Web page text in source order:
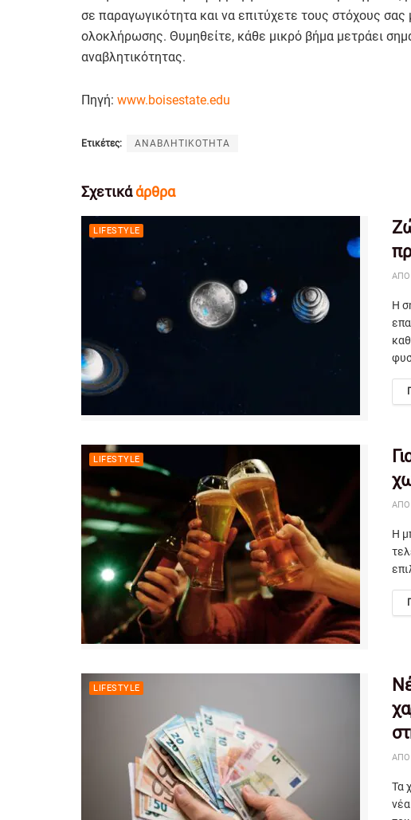
σε παραγωγικότητα και να επιτύχετε τους στόχους
ολοκλήρωσης. Θυμηθείτε, κάθε μικρό βήμα μετράει
αναβλητικότητας.
Πηγή: www.boisestate.edu
Ετικέτες: ΑΝΑΒΛΗΤΙΚΟΤΗΤΑ
Σχετικάάρθρα
LIFESTYLE
ΑΠΌ
Η
LIFESTYLE
ΑΠΌ
Η
LIFESTYLE
ΑΠΌ
Τα